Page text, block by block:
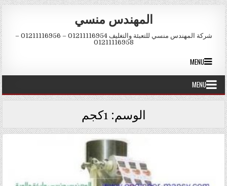
Skip to content
المهندس منسي
شركة المهندس منسي للتعبئة والتغليف 01211116954 – 01211116956 –
01211116958
MENU
MENU
الوسم: 1كجم